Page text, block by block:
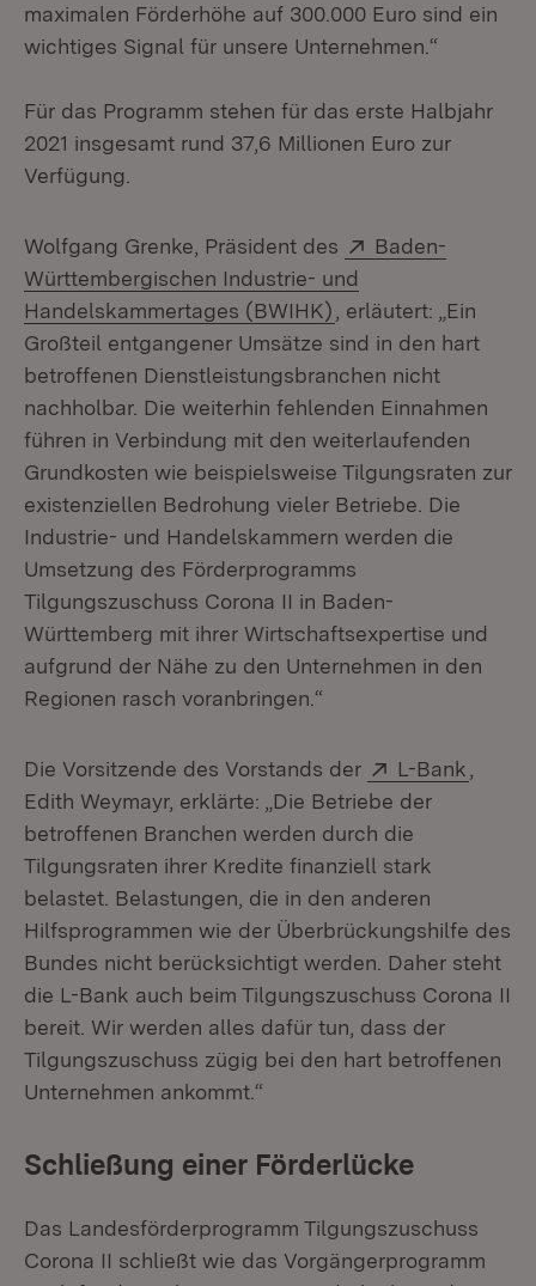
maximalen Förderhöhe auf 300.000 Euro sind ein
wichtiges Signal für unsere Unternehmen.“
Für das Programm stehen für das erste Halbjahr
2021 insgesamt rund 37,6 Millionen Euro zur
Verfügung.
Wolfgang Grenke, Präsident des Extern:
Baden-
Württembergischen Industrie- und
Handelskammertages (BWIHK) (Öffnet in neuem
, erläutert: „Ein
Großteil entgangener Umsätze sind in den hart
betroffenen Dienstleistungsbranchen nicht
nachholbar. Die weiterhin fehlenden Einnahmen
führen in Verbindung mit den weiterlaufenden
Grundkosten wie beispielsweise Tilgungsraten zur
existenziellen Bedrohung vieler Betriebe. Die
Industrie- und Handelskammern werden die
Umsetzung des Förderprogramms
Tilgungszuschuss Corona II in Baden-
Württemberg mit ihrer Wirtschaftsexpertise und
aufgrund der Nähe zu den Unternehmen in den
Regionen rasch voranbringen.“
Die Vorsitzende des Vorstands der Extern:
L-Bank
Edith Weymayr, erklärte: „Die Betriebe der
betroffenen Branchen werden durch die
Tilgungsraten ihrer Kredite finanziell stark
belastet. Belastungen, die in den anderen
Hilfsprogrammen wie der Überbrückungshilfe des
Bundes nicht berücksichtigt werden. Daher steht
die L-Bank auch beim Tilgungszuschuss Corona II
bereit. Wir werden alles dafür tun, dass der
Tilgungszuschuss zügig bei den hart betroffenen
Unternehmen ankommt.“
Schließung einer Förderlücke
Das Landesförderprogramm Tilgungszuschuss
Corona II schließt wie das Vorgängerprogramm